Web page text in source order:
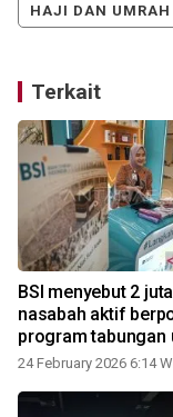
HAJI DAN UMRAH
Terkait
BSI menyebut 2 juta
nasabah aktif
program tabungan
24 February 2026 6:14